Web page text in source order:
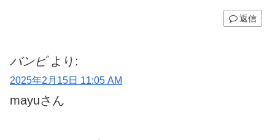
返信
バンビ より:
2025年2月15日 11:05 AM
mayuさん